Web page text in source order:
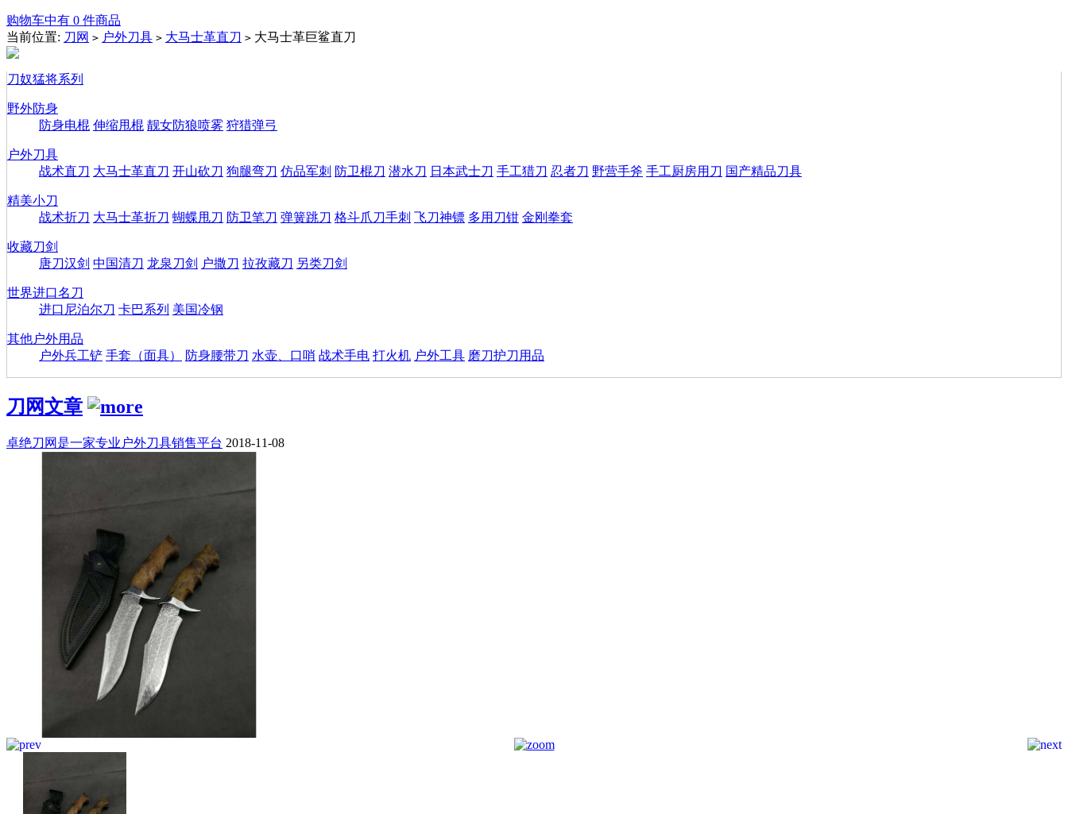
购物车中有 0 件商品
当前位置: 刀网 > 户外刀具 > 大马士革直刀 > 大马士革巨鲨直刀
刀奴猛将系列
野外防身
防身电棍 伸缩甩棍 靓女防狼喷雾 狩猎弹弓
户外刀具
战术直刀 大马士革直刀 开山砍刀 狗腿弯刀 仿品军刺 防卫棍刀 潜水刀 日本武士刀 手工猎刀 忍者刀 野营手斧 手工厨房用刀 国产精品刀具
精美小刀
战术折刀 大马士革折刀 蝴蝶甩刀 防卫笔刀 弹簧跳刀 格斗爪刀手刺 飞刀神镖 多用刀钳 金刚拳套
收藏刀剑
唐刀汉剑 中国清刀 龙泉刀剑 户撒刀 拉孜藏刀 另类刀剑
世界进口名刀
进口尼泊尔刀 卡巴系列 美国冷钢
其他户外用品
户外兵工铲 手套（面具） 防身腰带刀 水壶、口哨 战术手电 打火机 户外工具 磨刀护刀用品
刀网文章
卓绝刀网是一家专业户外刀具销售平台 2018-11-08